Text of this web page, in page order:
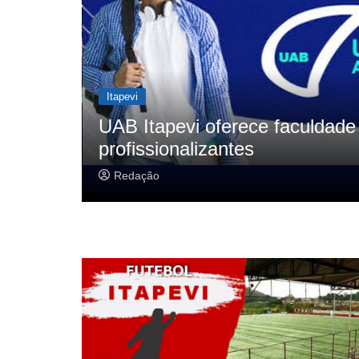
Itapevi
Câmara de Itapevi retoma
1,3 mil documentos
Redação